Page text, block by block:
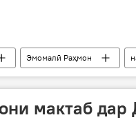
Эмомалӣ Раҳмон
мактаб